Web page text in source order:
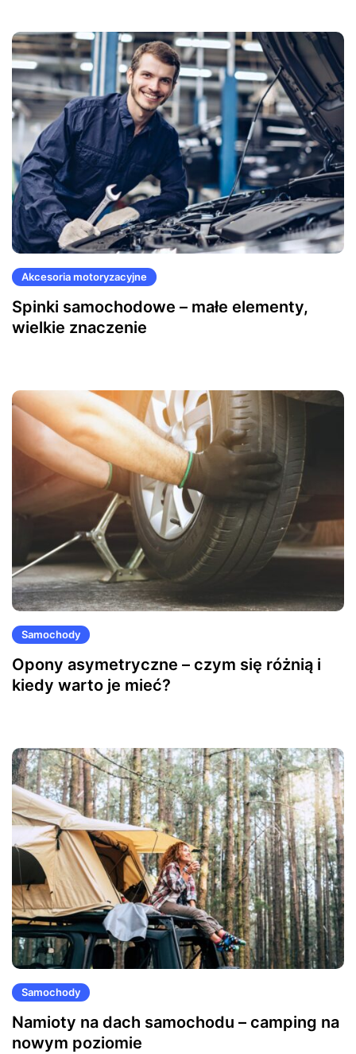
Akcesoria motoryzacyjne
Spinki samochodowe – małe elementy,
wielkie znaczenie
Samochody
Opony asymetryczne – czym się różnią i
kiedy warto je mieć?
Samochody
Namioty na dach samochodu – camping na
nowym poziomie